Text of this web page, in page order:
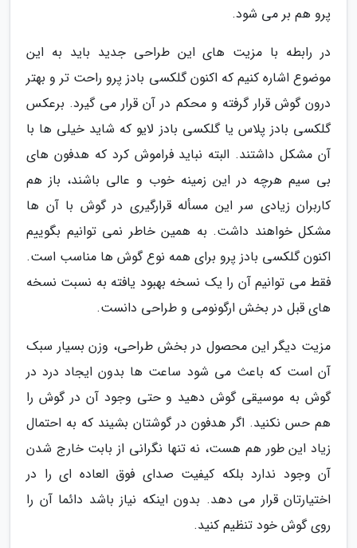
پرو هم بر می شود.
در رابطه با مزیت های این طراحی جدید باید به این
موضوع اشاره کنیم که اکنون گلکسی بادز پرو راحت تر و بهتر
درون گوش قرار گرفته و محکم در آن قرار می گیرد. برعکس
گلکسی بادز پلاس یا گلکسی بادز لایو که شاید خیلی ها با
آن مشکل داشتند. البته نباید فراموش کرد که هدفون های
بی سیم هرچه در این زمینه خوب و عالی باشند، باز هم
کاربران زیادی سر این مسأله قرارگیری در گوش با آن ها
مشکل خواهند داشت. به همین خاطر نمی توانیم بگوییم
اکنون گلکسی بادز پرو برای همه نوع گوش ها مناسب است.
فقط می توانیم آن را یک نسخه بهبود یافته به نسبت نسخه
های قبل در بخش ارگونومی و طراحی دانست.
مزیت دیگر این محصول در بخش طراحی، وزن بسیار سبک
آن است که باعث می شود ساعت ها بدون ایجاد درد در
گوش به موسیقی گوش دهید و حتی وجود آن در گوش را
هم حس نکنید. اگر هدفون در گوشتان بشیند که به احتمال
زیاد این طور هم هست، نه تنها نگرانی از بابت خارج شدن
آن وجود ندارد بلکه کیفیت صدای فوق العاده ای را در
اختیارتان قرار می دهد. بدون اینکه نیاز باشد دائما آن را
روی گوش خود تنظیم کنید.